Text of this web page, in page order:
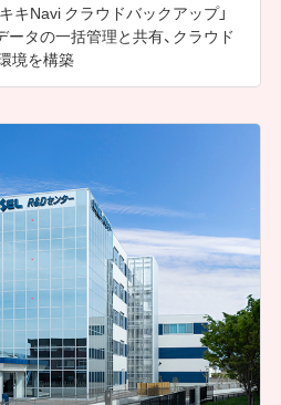
キNavi クラウドバックアップ」
ータの一括管理と共有、クラウド
境を構築